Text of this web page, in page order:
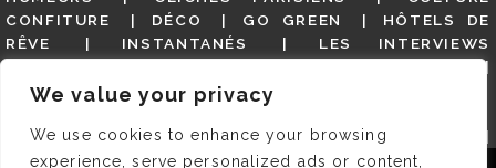
We value your privacy
We use cookies to enhance your browsing
experience, serve personalized ads or content,
CONFITURE
DÉCO GO GREEN
HÔTELS DE
RÊVE
INSTANTANÉS
LES INTERVIEWS
MES ADRESSES
MODE NON CLASSÉ
GUIDE
PARIS EN PHOTOS
RESTAURANTS
REVUE DE PRESSE DÉTAILLÉE, SIOU PLAIT